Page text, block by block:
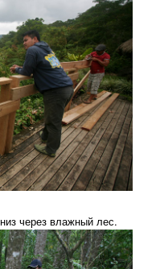
через влажный лес.